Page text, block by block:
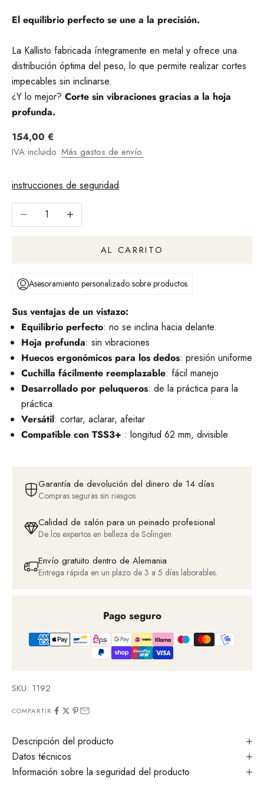
El equilibrio perfecto se une a la precisión.
La Kallisto fabricada íntegramente en metal y ofrece una
distribución óptima del peso, lo que permite realizar cortes
impecables sin inclinarse.
¿Y lo mejor? Corte sin vibraciones gracias a la hoja
profunda.
Angebot
154,00 €
IVA incluido. Más gastos de envío.
instrucciones de seguridad
Reducir cantidadAumentar la cantidad
AL CARRITO
Asesoramiento personalizado sobre productos
Sus ventajas de un vistazo:
Equilibrio perfecto: no se inclina hacia delante.
Hoja profunda: sin vibraciones
Huecos ergonómicos para los dedos: presión uniforme
Cuchilla fácilmente reemplazable: fácil manejo
Desarrollado por peluqueros: de la práctica para la
práctica.
Versátil: cortar, aclarar, afeitar
Compatible con TSS3+ : longitud 62 mm, divisible
Garantía de devolución del dinero de 14 días
Compras seguras sin riesgos
Calidad de salón para un peinado profesional
De los expertos en belleza de Solingen
Envío gratuito dentro de Alemania
Entrega rápida en un plazo de 3 a 5 días laborables.
Pago seguro
SKU: 1192
COMPARTIR
Descripción del producto
Datos técnicos
Información sobre la seguridad del producto